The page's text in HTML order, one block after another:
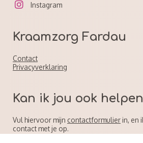
Instagram
Kraamzorg Fardau
Contact
Privacyverklaring
Kan ik jou ook
Vul hiervoor mijn contactformulierin, en
contact met je op.